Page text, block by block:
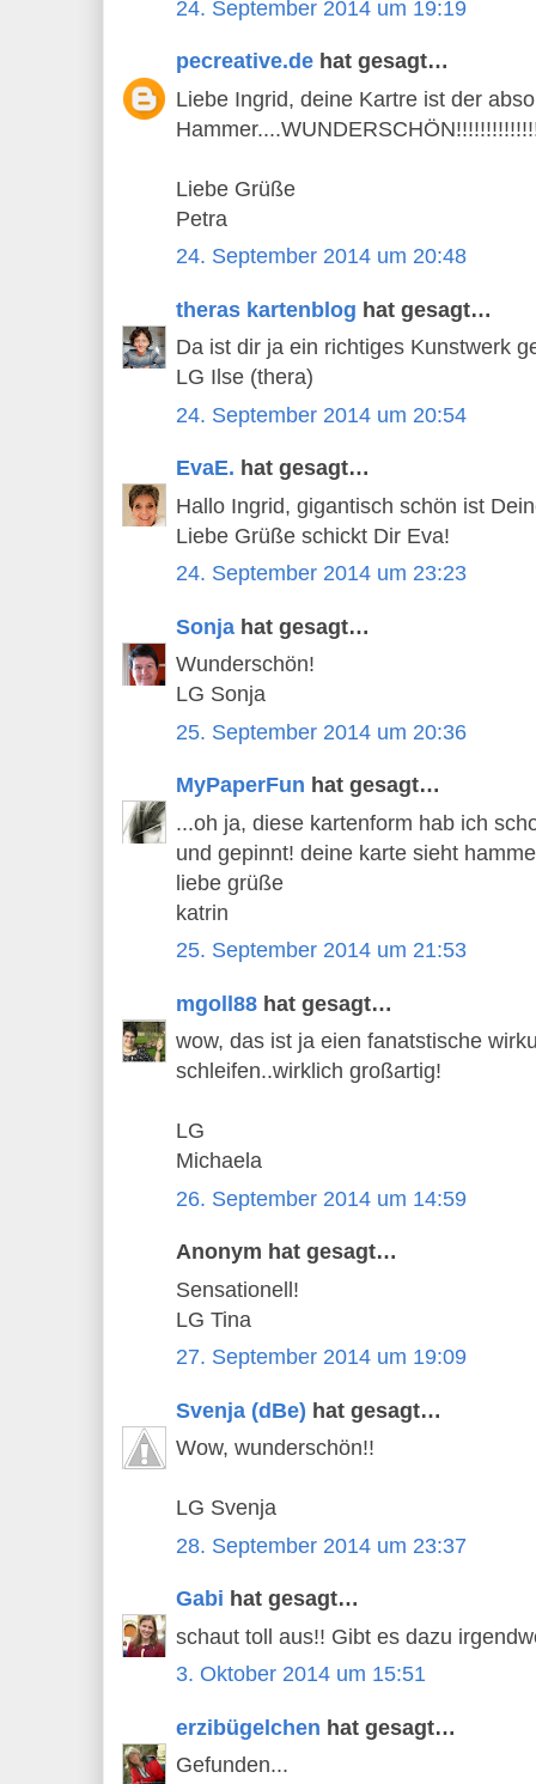
24. September 2014 um 19:19
pecreative.de hat gesagt…
Liebe Ingrid, deine Kartre ist der
Liebe Grüße
Petra
24. September 2014 um 20:48
theras kartenblog hat gesagt…
Da ist dir ja ein richtiges Kunstwerk
LG Ilse (thera)
24. September 2014 um 20:54
EvaE. hat gesagt…
Hallo Ingrid, gigantisch schön ist
Liebe Grüße schickt Dir Eva!
24. September 2014 um 23:23
Sonja hat gesagt…
Wunderschön!
LG Sonja
25. September 2014 um 20:36
MyPaperFun hat gesagt…
...oh ja, diese kartenform hab ich
und gepinnt! deine karte sieht
liebe grüße
katrin
25. September 2014 um 21:53
mgoll88 hat gesagt…
wow, das ist ja eien fanatstische
schleifen..wirklich großartig!
LG
Michaela
26. September 2014 um 14:59
Anonym hat gesagt…
Sensationell!
LG Tina
27. September 2014 um 19:09
Svenja (dBe) hat gesagt…
Wow, wunderschön!!
LG Svenja
28. September 2014 um 23:37
Gabi hat gesagt…
schaut toll aus!! Gibt es dazu
3. Oktober 2014 um 15:51
erzibügelchen hat gesagt…
Gefunden...